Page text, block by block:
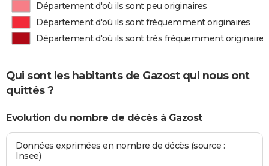
Département d'où ils sont peu originaires
Département d'où ils sont fréquemment originaires
Département d'où ils sont très fréquemment originaires
Qui sont les habitants de Gazost qui nous ont
quittés ?
Evolution du nombre de décès à Gazost
Données exprimées en nombre de décès (source :
Insee)